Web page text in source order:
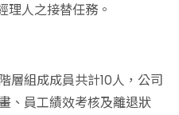
理人之接替任務。
層組成成員共計10人，公司
、員工績效考核及離退狀